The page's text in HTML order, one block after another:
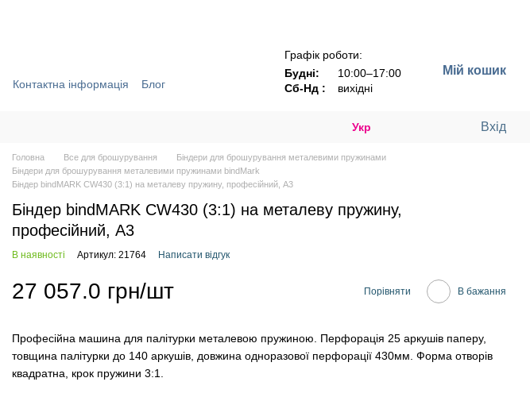
Контактна інформація
Блог
Графік роботи:
Будні:
10:00–17:00
Сб-Нд :
вихідні
Мій кошик
Укр Вхід
Головна Все для брошурування
Біндери для брошурування металевими пружинами
Біндери для брошурування металевими пружинами bindMark
Біндер bindMARK CW430 (3:1) на металеву пружину, професійний, А3
Біндер bindMARK CW430 (3:1) на металеву пружину,
професійний, А3
В наявності Артикул: 21764 Написати відгук
27 057.0 грн/шт Порівняти В бажання
Професійна машина для палітурки металевою пружиною. Перфорація 25 аркушів паперу,
товщина палітурки до 140 аркушів, довжина одноразової перфорації 430мм. Форма отворів
квадратна, крок пружини 3:1.